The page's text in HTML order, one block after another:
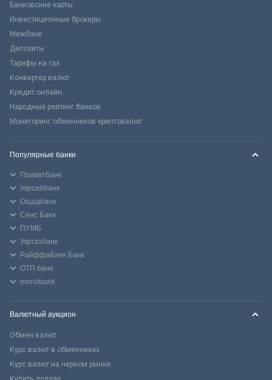
Банковские карты
Инвестиционные брокеры
Межбанк
Депозиты
Тарифы на газ
Конвертер валют
Кредит онлайн
Народный рейтинг банков
Мониторинг обменников криптовалют
Популярные банки
Приватбанк
Укрсиббанк
Ощадбанк
Сенс Банк
ПУМБ
Укргазбанк
Райффайзен Банк
ОТП банк
monobank
Валютный аукцион
Обмен валют
Курс валют в обменниках
Курс валют на черном рынке